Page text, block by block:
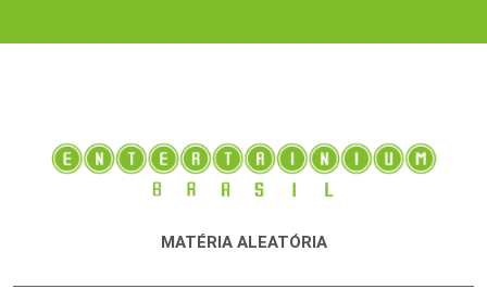
Entertainium Brasil
Tudo E Mais Um Pouco Sobre O Mundo Dos Videogames
MATÉRIA ALEATÓRIA